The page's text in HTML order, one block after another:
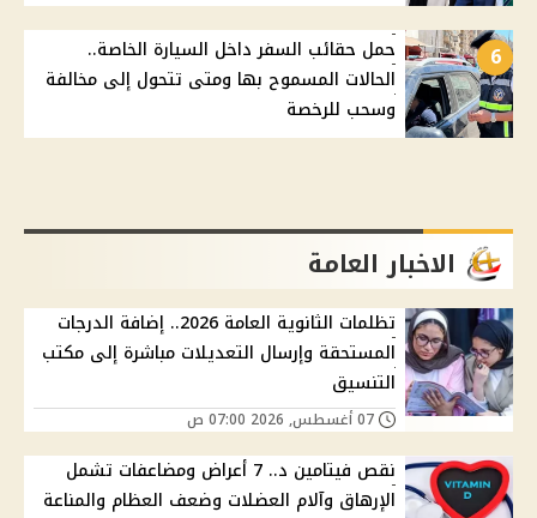
6
حمل حقائب السفر داخل السيارة الخاصة..
الحالات المسموح بها ومتى تتحول إلى مخالفة
وسحب للرخصة
الاخبار العامة
تظلمات الثانوية العامة 2026.. إضافة الدرجات
المستحقة وإرسال التعديلات مباشرة إلى مكتب
التنسيق
نقص فيتامين د.. 7 أعراض ومضاعفات تشمل
الإرهاق وآلام العضلات وضعف العظام والمناعة